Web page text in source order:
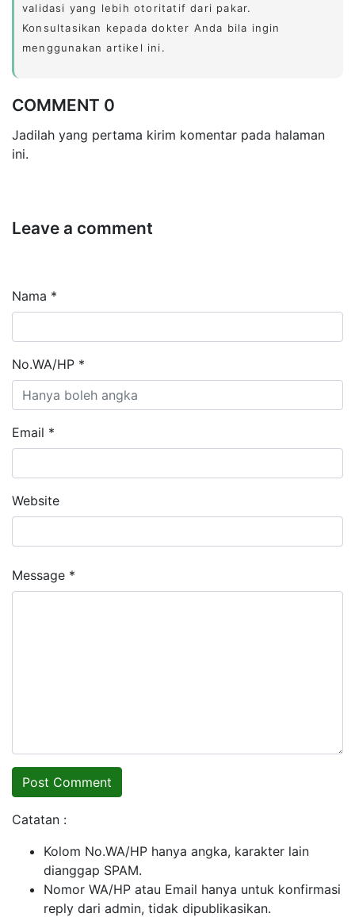
validasi yang lebih otoritatif dari pakar.
Konsultasikan kepada dokter Anda bila ingin
menggunakan artikel ini.
COMMENT 0
Jadilah yang pertama kirim komentar pada halaman
ini.
Leave a comment
Nama *
No.WA/HP *
Email *
Website
Message *
Catatan :
Kolom No.WA/HP hanya angka, karakter lain
dianggap SPAM.
Nomor WA/HP atau Email hanya untuk konfirmasi
reply dari admin, tidak dipublikasikan.